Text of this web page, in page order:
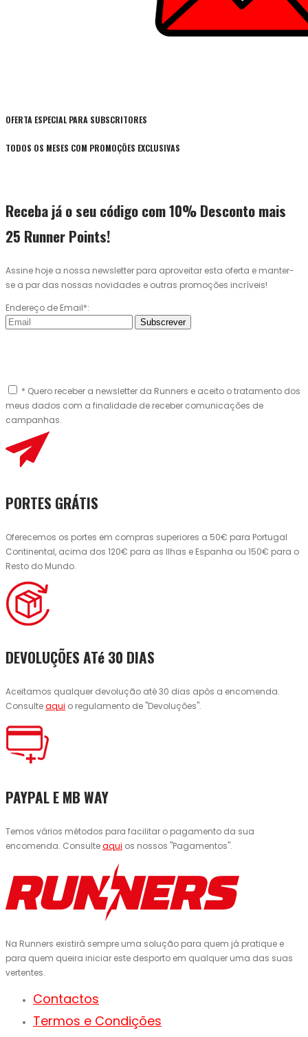
OFERTA ESPECIAL PARA SUBSCRITORES
TODOS OS MESES COM PROMOÇÕES EXCLUSIVAS
Receba já o seu código com 10% Desconto mais
25 Runner Points!
Assine hoje a nossa newsletter para aproveitar esta oferta e manter-
se a par das nossas novidades e outras promoções incríveis!
Endereço de Email*:
Subscrever
* Quero receber a newsletter da Runners e aceito o tratamento dos
meus dados com a finalidade de receber comunicações de
campanhas.
PORTES GRÁTIS
Oferecemos os portes em compras superiores a 50€ para Portugal
Continental, acima dos 120€ para as Ilhas e Espanha ou 150€ para o
Resto do Mundo.
DEVOLUÇÕES ATé 30 DIAS
Aceitamos qualquer devolução até 30 dias após a encomenda.
Consulteaqui o regulamento de "Devoluções".
PAYPAL E MB WAY
Temos vários métodos para facilitar o pagamento da sua
encomenda. Consulteaqui os nossos "Pagamentos".
Na Runners existirá sempre uma solução para quem já pratique e
para quem queira iniciar este desporto em qualquer uma das suas
vertentes.
Contactos
Termos e Condições